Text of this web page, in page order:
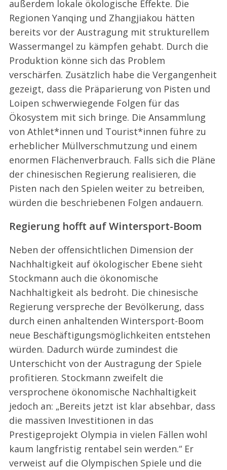
außerdem lokale ökologische Effekte. Die
Regionen Yanqing und Zhangjiakou hätten
bereits vor der Austragung mit strukturellem
Wassermangel zu kämpfen gehabt. Durch die
Produktion könne sich das Problem
verschärfen. Zusätzlich habe die Vergangenheit
gezeigt, dass die Präparierung von Pisten und
Loipen schwerwiegende Folgen für das
Ökosystem mit sich bringe. Die Ansammlung
von Athlet*innen und Tourist*innen führe zu
erheblicher Müllverschmutzung und einem
enormen Flächenverbrauch. Falls sich die Pläne
der chinesischen Regierung realisieren, die
Pisten nach den Spielen weiter zu betreiben,
würden die beschriebenen Folgen andauern.
Regierung hofft auf Wintersport-Boom
Neben der offensichtlichen Dimension der
Nachhaltigkeit auf ökologischer Ebene sieht
Stockmann auch die ökonomische
Nachhaltigkeit als bedroht. Die chinesische
Regierung verspreche der Bevölkerung, dass
durch einen anhaltenden Wintersport-Boom
neue Beschäftigungsmöglichkeiten entstehen
würden. Dadurch würde zumindest die
Unterschicht von der Austragung der Spiele
profitieren. Stockmann zweifelt die
versprochene ökonomische Nachhaltigkeit
jedoch an: „Bereits jetzt ist klar absehbar, dass
die massiven Investitionen in das
Prestigeprojekt Olympia in vielen Fällen wohl
kaum langfristig rentabel sein werden.“ Er
verweist auf die Olympischen Spiele und die